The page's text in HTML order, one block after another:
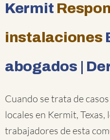
Kermit
instalaciones
abogados |
Cuando se trata de
locales en Kermit,
trabajadores de esta